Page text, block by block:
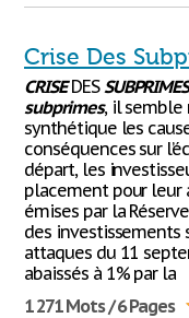
Crise Des
CRISEDESSUBPRIMES
subprimes, il semble
synthétique les
conséquences sur
départ, les
placement pour leur
émises par la
des investissements
attaques du 11
abaissés à 1% par la
1 271 Mots / 6 Pages